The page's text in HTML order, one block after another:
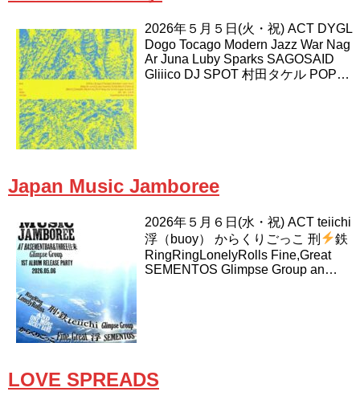
2026年５月５日(火・祝) ACT DYGL
Dogo Tocago Modern Jazz War Nag
Ar Juna Luby Sparks SAGOSAID
Gliiico DJ SPOT 村田タケル POP…
Japan Music Jamboree
2026年５月６日(水・祝) ACT teiichi
浮（buoy） からくりごっこ 刑
鉄
RingRingLonelyRolls Fine,Great
SEMENTOS Glimpse Group an…
LOVE SPREADS